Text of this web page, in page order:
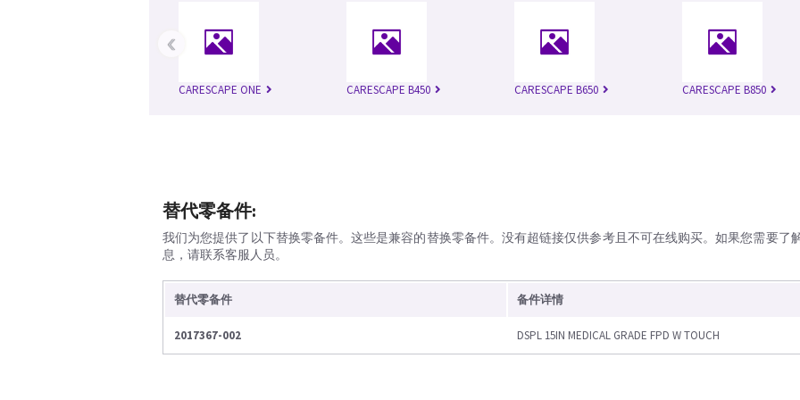
CARESCAPE ONE CARESCAPE B450 CARESCAPE B650 CARESCAPE B850
‹
替代零备件:
我们为您提供了以下替换零备件。这些是兼容的替换零备件。没有超链接仅供参考且不可在线购买。如果您需要了
息，请联系客服人员。
替代零备件 备件详情
2017367-002 DSPL 15IN MEDICAL GRADE FPD W TOUCH